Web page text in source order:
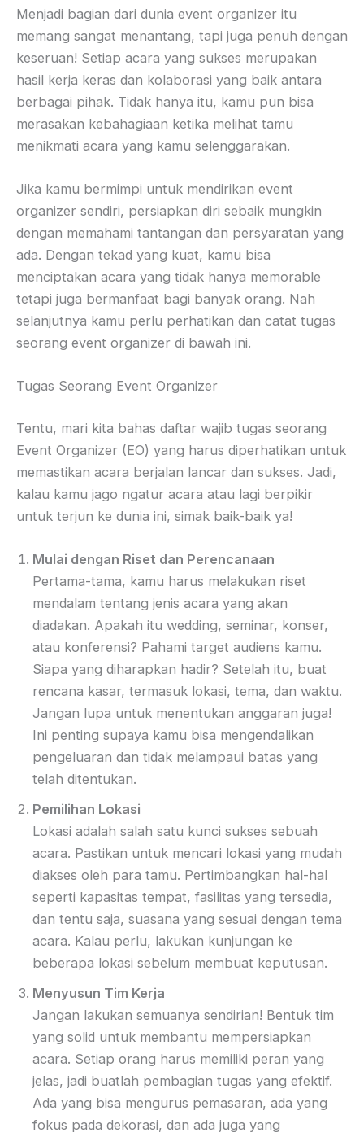
Menjadi bagian dari dunia event organizer itu
memang sangat menantang, tapi juga penuh dengan
keseruan! Setiap acara yang sukses merupakan
hasil kerja keras dan kolaborasi yang baik antara
berbagai pihak. Tidak hanya itu, kamu pun bisa
merasakan kebahagiaan ketika melihat tamu
menikmati acara yang kamu selenggarakan.
Jika kamu bermimpi untuk mendirikan event
organizer sendiri, persiapkan diri sebaik mungkin
dengan memahami tantangan dan persyaratan yang
ada. Dengan tekad yang kuat, kamu bisa
menciptakan acara yang tidak hanya memorable
tetapi juga bermanfaat bagi banyak orang. Nah
selanjutnya kamu perlu perhatikan dan catat tugas
seorang event organizer di bawah ini.
Tugas Seorang Event Organizer
Tentu, mari kita bahas daftar wajib tugas seorang
Event Organizer (EO) yang harus diperhatikan untuk
memastikan acara berjalan lancar dan sukses. Jadi,
kalau kamu jago ngatur acara atau lagi berpikir
untuk terjun ke dunia ini, simak baik-baik ya!
Mulai dengan Riset dan Perencanaan
Pertama-tama, kamu harus melakukan riset
mendalam tentang jenis acara yang akan
diadakan. Apakah itu wedding, seminar, konser,
atau konferensi? Pahami target audiens kamu.
Siapa yang diharapkan hadir? Setelah itu, buat
rencana kasar, termasuk lokasi, tema, dan waktu.
Jangan lupa untuk menentukan anggaran juga!
Ini penting supaya kamu bisa mengendalikan
pengeluaran dan tidak melampaui batas yang
telah ditentukan.
Pemilihan Lokasi
Lokasi adalah salah satu kunci sukses sebuah
acara. Pastikan untuk mencari lokasi yang mudah
diakses oleh para tamu. Pertimbangkan hal-hal
seperti kapasitas tempat, fasilitas yang tersedia,
dan tentu saja, suasana yang sesuai dengan tema
acara. Kalau perlu, lakukan kunjungan ke
beberapa lokasi sebelum membuat keputusan.
Menyusun Tim Kerja
Jangan lakukan semuanya sendirian! Bentuk tim
yang solid untuk membantu mempersiapkan
acara. Setiap orang harus memiliki peran yang
jelas, jadi buatlah pembagian tugas yang efektif.
Ada yang bisa mengurus pemasaran, ada yang
fokus pada dekorasi, dan ada juga yang